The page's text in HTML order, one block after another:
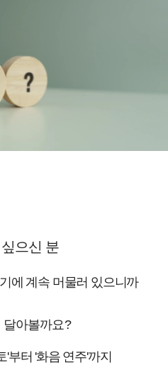
으신 분
에 계속 머물러 있으니까
달아볼까요?
부터 '화음 연주'까지